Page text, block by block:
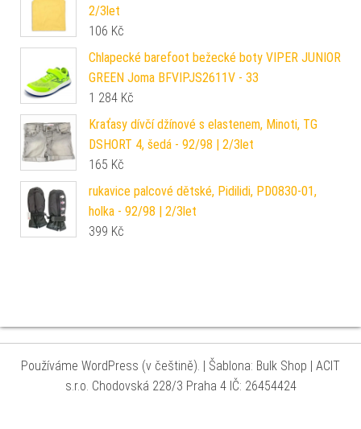
2/3let
106 Kč
Chlapecké barefoot bežecké boty VIPER JUNIOR
GREEN Joma BFVIPJS2611V - 33
1 284 Kč
Kraťasy dívčí džínové s elastenem, Minoti, TG
DSHORT 4, šedá - 92/98 | 2/3let
165 Kč
rukavice palcové dětské, Pidilidi, PD0830-01,
holka - 92/98 | 2/3let
399 Kč
Používáme WordPress (v češtině). Šablona: Bulk Shop
| ACIT
s.r.o. Chodovská 228/3 Praha 4 IČ: 26454424